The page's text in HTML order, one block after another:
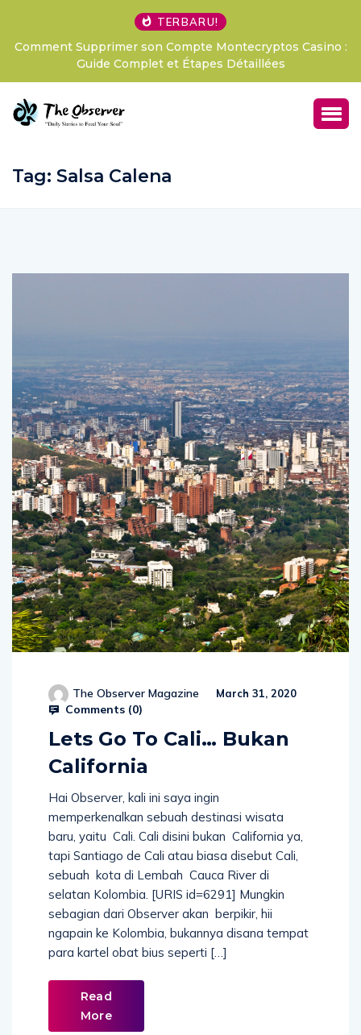
TERBARU!
Supprimer son Compte Montecryptos Casino :
Guide Complet et Étapes Détaillées
Tag: Salsa Calena
The Observer Magazine March 31, 2020
Comments (0)
Lets Go To Cali… Bukan
California
Hai Observer, kali ini saya ingin
memperkenalkan sebuah destinasi wisata
baru, yaitu Cali. Cali disini bukan California ya,
tapi Santiago de Cali atau biasa disebut Cali,
sebuah kota di Lembah Cauca River di
selatan Kolombia. [URIS id=6291] Mungkin
sebagian dari Observer akan berpikir, hii
ngapain ke Kolombia, bukannya disana tempat
para kartel obat bius seperti […]
Read
More